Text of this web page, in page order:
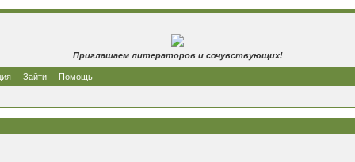
Приглашаем литераторов и сочувствующих!
Зайти Помощь